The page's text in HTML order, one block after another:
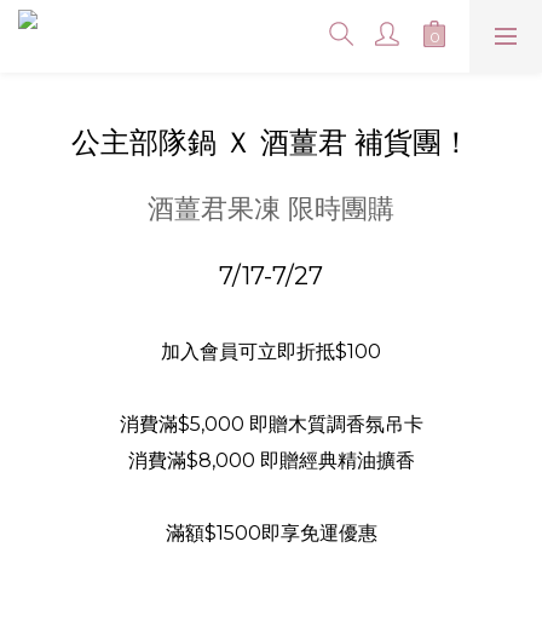
公主部隊鍋 Ｘ 酒薑君 補貨團！
酒薑君果凍 限時團購
7/17-7/27
加入會員可立即折抵$100
消費滿$5,000 即贈木質調香氛吊卡
消費滿$8,000 即贈經典精油擴香
滿額$1500即享免運優惠